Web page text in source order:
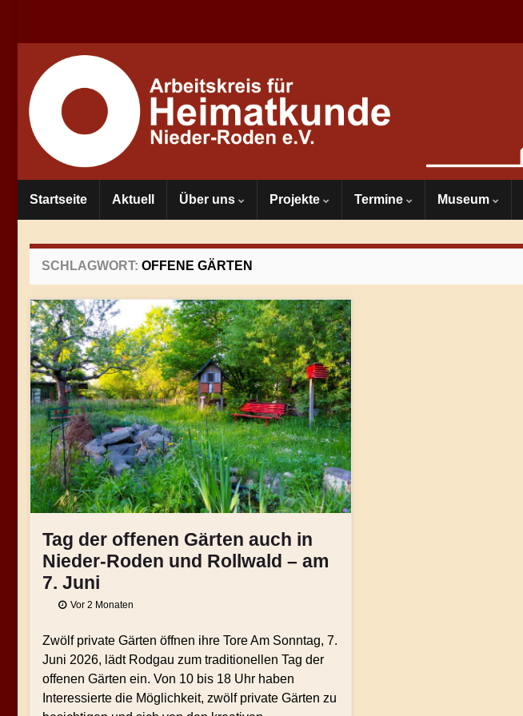
Startseite Aktuell Über uns Projekte Termine Museum
SCHLAGWORT: OFFENE GÄRTEN
Tag der offenen Gärten auch in
Nieder-Roden und Rollwald – am
7. Juni
Vor 2 Monaten
Zwölf private Gärten öffnen ihre Tore Am Sonntag, 7.
Juni 2026, lädt Rodgau zum traditionellen Tag der
offenen Gärten ein. Von 10 bis 18 Uhr haben
Interessierte die Möglichkeit, zwölf private Gärten zu